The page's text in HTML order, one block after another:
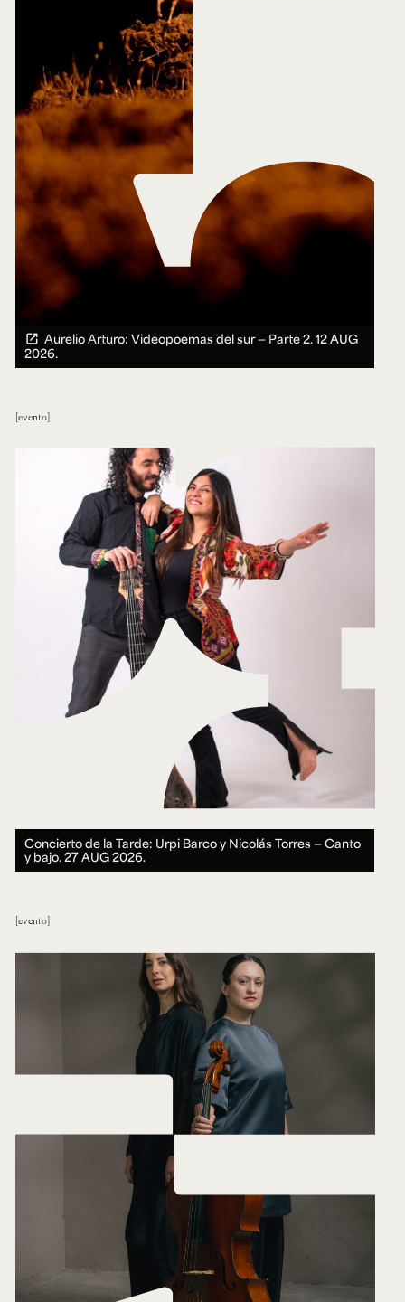
Aurelio Arturo: Videopoemas del sur — Parte 2.12 AUG
2026.
evento
Concierto de la Tarde: Urpi Barco y Nicolás Torres — Canto
y bajo.27 AUG 2026.
evento